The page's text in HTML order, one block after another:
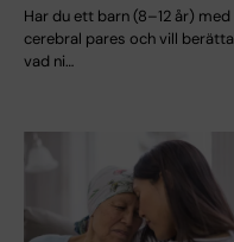
Har du ett barn (8–12 år) med
cerebral pares och vill berätta
vad ni…